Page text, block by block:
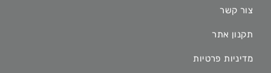
צור קשר
תקנון אתר
מדיניות פרטיות